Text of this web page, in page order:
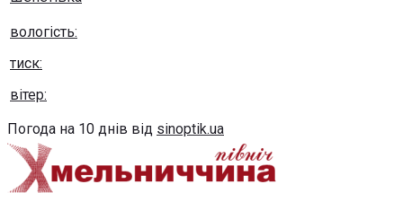
вологість:
тиск:
вітер:
Погода на 10 днів від sinoptik.ua